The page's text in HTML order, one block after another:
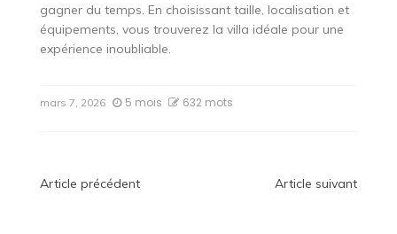
gagner du temps. En choisissant taille, localisation et
équipements, vous trouverez la villa idéale pour une
expérience inoubliable.
mars 7, 2026 5 mois 632 mots
Navigation
Article précédent Article suivant